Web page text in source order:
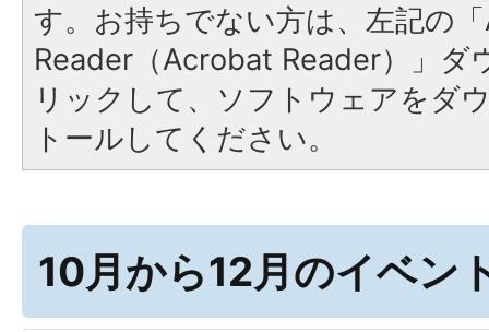
す。お持ちでない方は、左記の
Reader（Acrobat Reader）」ダ
リックして、ソフトウェアをダ
トールしてください。
10月から12月のイベン